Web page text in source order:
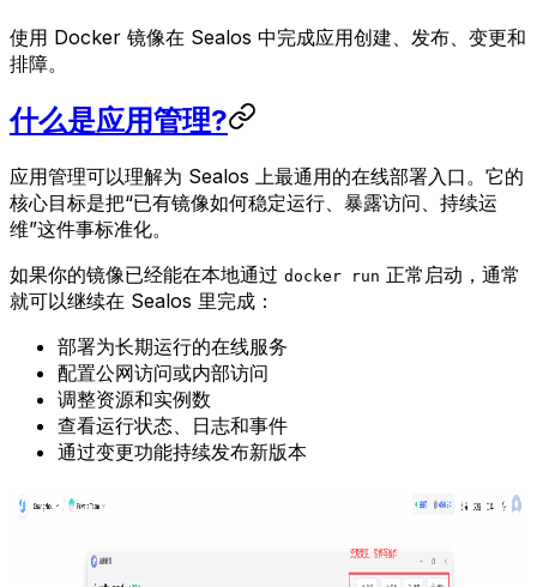
使用 Docker 镜像在 Sealos 中完成应用创建、发布、变更和
排障。
什么是应用管理?
应用管理可以理解为 Sealos 上最通用的在线部署入口。它的
核心目标是把“已有镜像如何稳定运行、暴露访问、持续运
维”这件事标准化。
如果你的镜像已经能在本地通过 docker run 正常启动，通常
就可以继续在 Sealos 里完成：
部署为长期运行的在线服务
配置公网访问或内部访问
调整资源和实例数
查看运行状态、日志和事件
通过变更功能持续发布新版本